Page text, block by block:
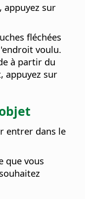
appuyez sur
fléchées
voulu.
à partir du
appuyez sur
entrer dans le
que vous